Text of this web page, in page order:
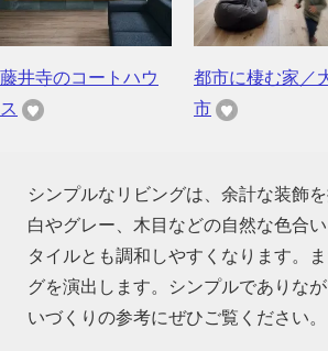
藤井寺のコートハウ
ス
都市に棲む家／
市
シンプルなリビングは、余計な装飾
白やグレー、木目などの自然な色合
タイルとも調和しやすくなります。
グを演出します。シンプルでありな
いづくりの参考にぜひご覧ください。